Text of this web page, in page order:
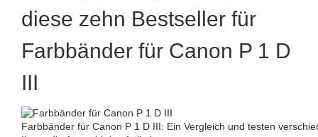
diese zehn Bestseller für
Farbbänder für Canon P 1 D
III
Farbbänder für Canon P 1 D III: Ein Vergleich und testen